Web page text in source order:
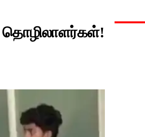
தொழிலாளர்கள்!